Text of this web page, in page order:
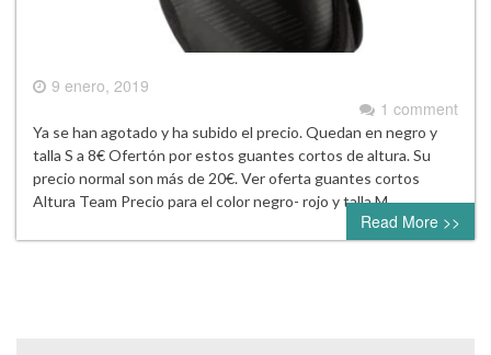
9 enero, 2019
1 comment
Ya se han agotado y ha subido el precio. Quedan en negro y
talla S a 8€ Ofertón por estos guantes cortos de altura. Su
precio normal son más de 20€. Ver oferta guantes cortos
Altura Team Precio para el color negro- rojo y talla M.
Read More >>